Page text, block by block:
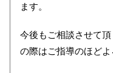
ます。
今後もご相談させて
の際はご指導のほどよ